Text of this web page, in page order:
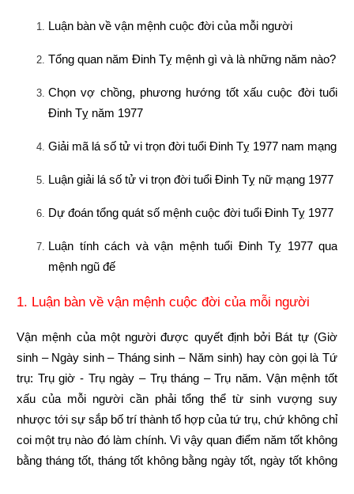
Luận bàn về vận mệnh cuộc đời của mỗi người
Tổng quan năm Đinh Tỵ mệnh gì và là những năm nào?
Chọn vợ chồng, phương hướng tốt xấu cuộc đời tuổi
Đinh Tỵ năm 1977
Giải mã lá số tử vi trọn đời tuổi Đinh Tỵ 1977 nam mạng
Luận giải lá số tử vi trọn đời tuổi Đinh Tỵ nữ mạng 1977
Dự đoán tổng quát số mệnh cuộc đời tuổi Đinh Tỵ 1977
Luận tính cách và vận mệnh tuổi Đinh Tỵ 1977 qua
mệnh ngũ đế
1. Luận bàn về vận mệnh cuộc đời của mỗi người
Vận mệnh của một người được quyết định bởi Bát tự (Giờ
sinh – Ngày sinh – Tháng sinh – Năm sinh) hay còn gọi là Tứ
trụ: Trụ giờ - Trụ ngày – Trụ tháng – Trụ năm. Vận mệnh tốt
xấu của mỗi người cần phải tổng thể từ sinh vượng suy
nhược tới sự sắp bố trí thành tổ hợp của tứ trụ, chứ không chỉ
coi một trụ nào đó làm chính. Vì vậy quan điểm năm tốt không
bằng tháng tốt, tháng tốt không bằng ngày tốt, ngày tốt không